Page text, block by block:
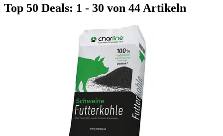
Top 50 Deals: 1 - 30 von 44 Artikeln